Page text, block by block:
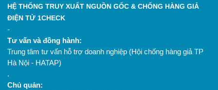
HỆ THỐNG TRUY XUẤT NGUỒN GỐC & CHỐNG HÀNG GIẢ
ĐIỆN TỬ 1CHECK
-
Tư vấn và đồng hành:
Trung tâm tư vấn hỗ trợ doanh nghiệp (Hội chống hàng giả TP
Hà Nội - HATAP)
.
Chủ quản: